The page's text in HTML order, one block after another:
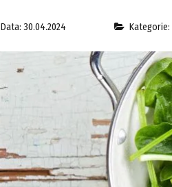
Data: 30.04.2024 Kategorie: